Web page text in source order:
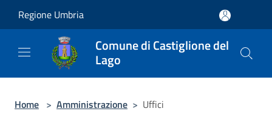
Regione Umbria
Comune di Castiglione del
Lago
Home > Amministrazione > Uffici